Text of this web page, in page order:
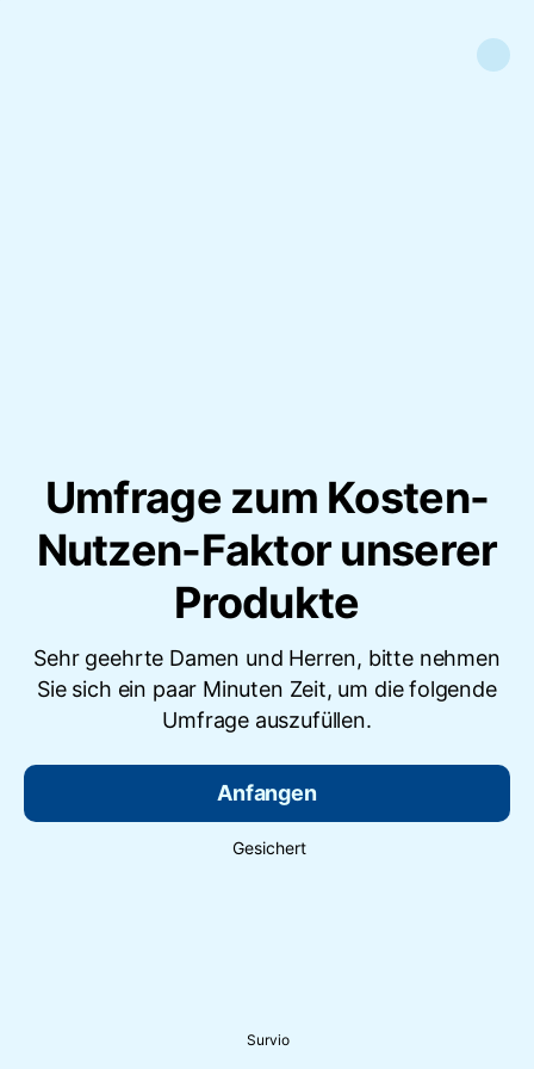
Umfrage zum Kosten-
Nutzen-Faktor unserer
Produkte
Sehr geehrte Damen und Herren, bitte nehmen
Sie sich ein paar Minuten Zeit, um die folgende
Umfrage auszufüllen.
Anfangen
Gesichert
Survio